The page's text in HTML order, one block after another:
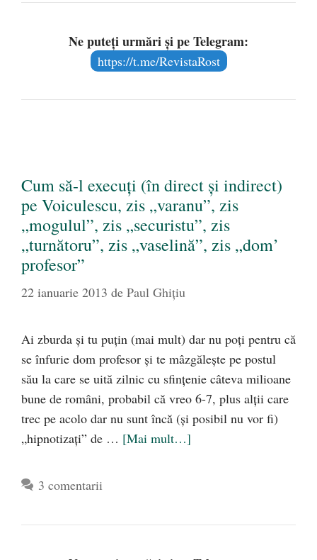
Ne puteți urmări și pe Telegram:
https://t.me/RevistaRost
Cum să-l execuţi (în direct şi indirect)
pe Voiculescu, zis „varanu”, zis
„mogulul”, zis „securistu”, zis
„turnătoru”, zis „vaselină”, zis „dom’
profesor”
22 ianuarie 2013 de Paul Ghițiu
Ai zburda şi tu puţin (mai mult) dar nu poţi pentru că
se înfurie dom profesor şi te mâzgăleşte pe postul
său la care se uită zilnic cu sfinţenie câteva milioane
bune de români, probabil că vreo 6-7, plus alţii care
trec pe acolo dar nu sunt încă (şi posibil nu vor fi)
„hipnotizaţi” de … [Mai mult…]
3 comentarii